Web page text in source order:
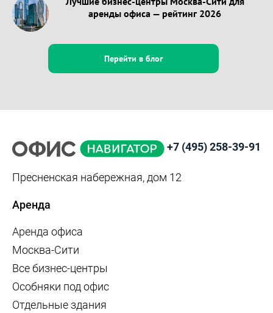
аренды офиса — рейтинг 2026
Перейти в блог
+7 (495) 258-39-91
Пресненская набережная, дом 12
Аренда
Аренда офиса
Москва-Сити
Все бизнес-центры
Особняки под офис
Отдельные здания